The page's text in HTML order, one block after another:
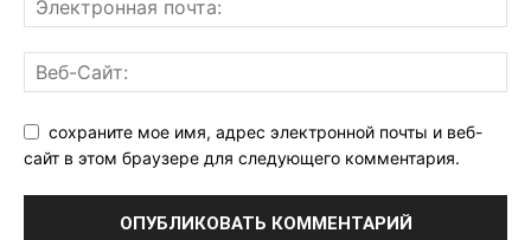
сохраните мое имя, адрес электронной почты и веб-
сайт в этом браузере для следующего комментария.